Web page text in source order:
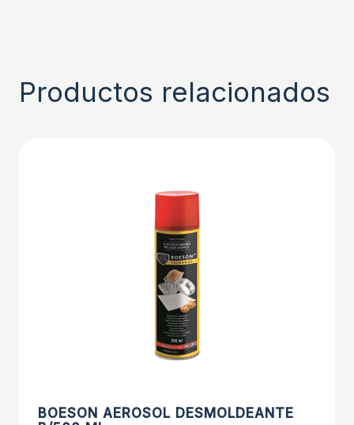
Productos relacionados
BOESON AEROSOL DESMOLDEANTE